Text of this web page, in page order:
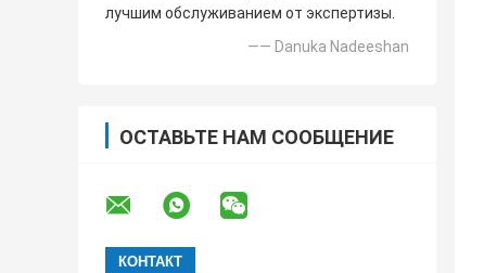
лучшим обслуживанием от экспертизы.
—— Danuka Nadeeshan
ОСТАВЬТЕ НАМ СООБЩЕНИЕ